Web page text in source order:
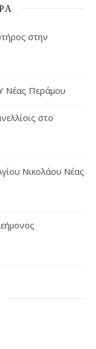
στην
Νέας Περάμου
στο
Νικολάου Νέας